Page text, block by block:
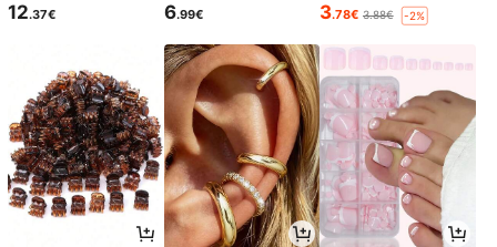
12.37€ 6.99€ 3.78€ 3.88€ -2%